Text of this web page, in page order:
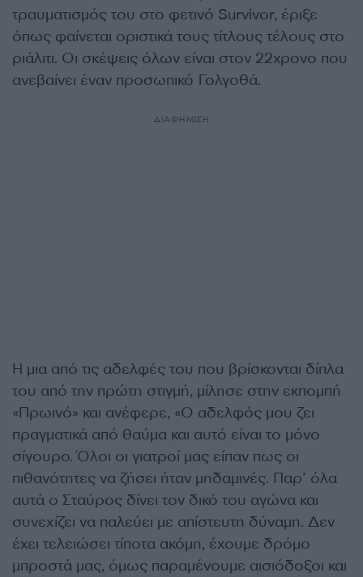
τραυματισμός του στο φετινό Survivor, έριξε
όπως φαίνεται οριστικά τους τίτλους τέλους στο
ριάλιτι. Οι σκέψεις όλων είναι στον 22χρονο που
ανεβαίνει έναν προσωπικό Γολγοθά.
ΔΙΑΦΗΜΙΣΗ
Η μια από τις αδελφές του που βρίσκονται δίπλα
του από την πρώτη στιγμή, μίλησε στην εκπομπή
«Πρωινό» και ανέφερε, «Ο αδελφός μου ζει
πραγματικά από θαύμα και αυτό είναι το μόνο
σίγουρο. Όλοι οι γιατροί μας είπαν πως οι
πιθανότητες να ζήσει ήταν μηδαμινές. Παρ’ όλα
αυτά ο Σταύρος δίνει τον δικό του αγώνα και
συνεχίζει να παλεύει με απίστευτη δύναμη. Δεν
έχει τελειώσει τίποτα ακόμη, έχουμε δρόμο
μπροστά μας, όμως παραμένουμε αισιόδοξοι και